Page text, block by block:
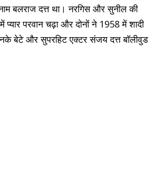
बलराज दत्त था। नरगिस और सुनील की
परवान चढ़ा और दोनों ने 1958 में शादी
बेटे और सुपरहिट एक्टर संजय दत्त बॉलीवुड